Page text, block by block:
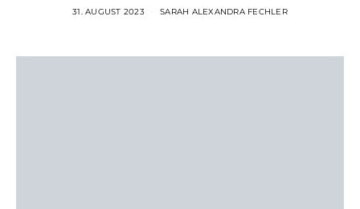
31. AUGUST 2023 SARAH ALEXANDRA FECHLER